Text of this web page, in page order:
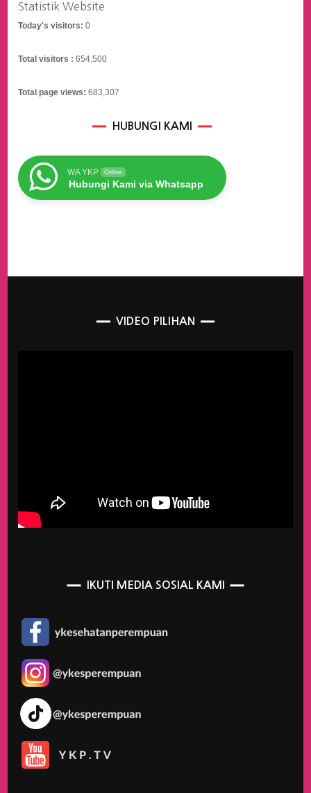
Statistik Website
Today's visitors:0
Total visitors :654,500
Total page views:683,307
HUBUNGI KAMI
WA YKP Online
Hubungi Kami via Whatsapp
VIDEO PILIHAN
IKUTI MEDIA SOSIAL KAMI